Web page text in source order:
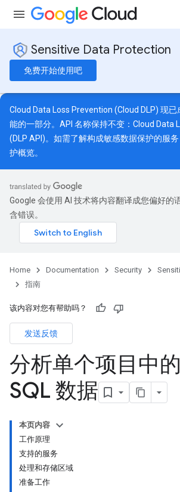
Sensitive Data Protection
免费开始使用吧
Cloud Data Loss Prevention (Cloud DLP) 现
能的一部分。API 名称保持不变：Cloud Data
(DLP API)。如需了解构成敏感数据保护的服
护概览。
Google 会使用 AI 技术将内容翻译成您偏好的
含错误。
Home Documentation Security
指南
该内容对您有帮助吗？
发送反馈
分析单个项目中
SQL 数据
本页内容
工作原理
支持的服务
处理和存储区域
准备工作